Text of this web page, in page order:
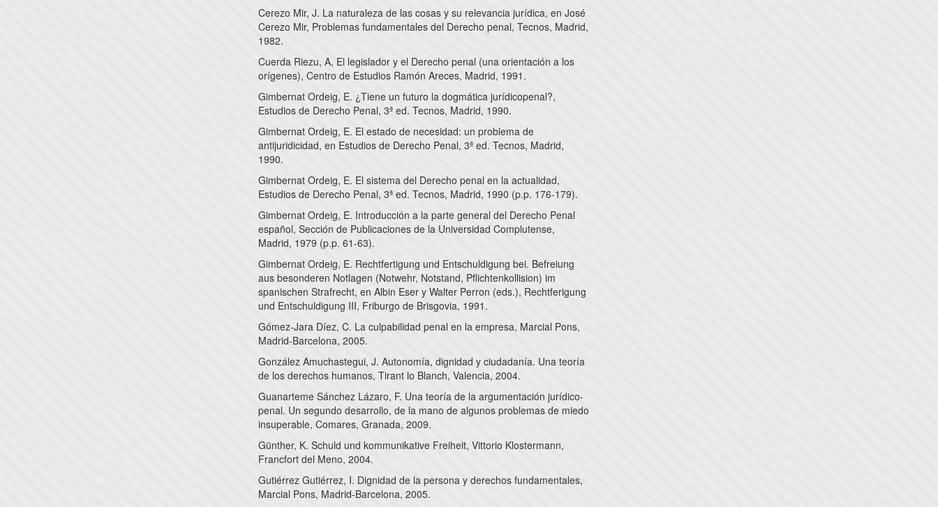
Cerezo Mir, J. La naturaleza de las cosas y su relevancia jurídica, en José
Cerezo Mir, Problemas fundamentales del Derecho penal, Tecnos, Madrid,
1982.
Cuerda Riezu, A, El legislador y el Derecho penal (una orientación a los
orígenes), Centro de Estudios Ramón Areces, Madrid, 1991.
Gimbernat Ordeig, E. ¿Tiene un futuro la dogmática jurídicopenal?,
Estudios de Derecho Penal, 3ª ed. Tecnos, Madrid, 1990.
Gimbernat Ordeig, E. El estado de necesidad: un problema de
antijuridicidad, en Estudios de Derecho Penal, 3ª ed. Tecnos, Madrid,
1990.
Gimbernat Ordeig, E. El sistema del Derecho penal en la actualidad,
Estudios de Derecho Penal, 3ª ed. Tecnos, Madrid, 1990 (p.p. 176-179).
Gimbernat Ordeig, E. Introducción a la parte general del Derecho Penal
español, Sección de Publicaciones de la Universidad Complutense,
Madrid, 1979 (p.p. 61-63).
Gimbernat Ordeig, E. Rechtfertigung und Entschuldigung bei. Befreiung
aus besonderen Notlagen (Notwehr, Notstand, Pflichtenkollision) im
spanischen Strafrecht, en Albin Eser y Walter Perron (eds.), Rechtferigung
und Entschuldigung III, Friburgo de Brisgovia, 1991.
Gómez-Jara Díez, C. La culpabilidad penal en la empresa, Marcial Pons,
Madrid-Barcelona, 2005.
González Amuchastegui, J. Autonomía, dignidad y ciudadanía. Una teoría
de los derechos humanos, Tirant lo Blanch, Valencia, 2004.
Guanarteme Sánchez Lázaro, F. Una teoría de la argumentación jurídico-
penal. Un segundo desarrollo, de la mano de algunos problemas de miedo
insuperable, Comares, Granada, 2009.
Günther, K. Schuld und kommunikative Freiheit, Vittorio Klostermann,
Francfort del Meno, 2004.
Gutiérrez Gutiérrez, I. Dignidad de la persona y derechos fundamentales,
Marcial Pons, Madrid-Barcelona, 2005.